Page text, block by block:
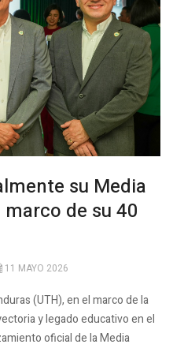
su Media
de su 40
11 MAYO 2026
(UTH), en el marco de la
y legado educativo en el
oficial de la Media